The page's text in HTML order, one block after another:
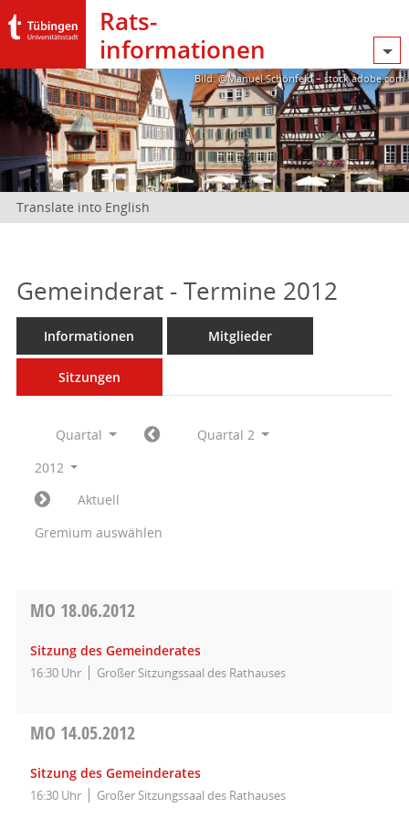
Rats­
informationen
Bild: @Manuel Schönfeld – stock.adobe.com
Translate into English
Gemeinderat - Termine 2012
Informationen Mitglieder
Sitzungen
Quartal
Quartal 2
2012
Aktuell
Gremium auswählen
MO 18.06.2012
Sitzung des Gemeinderates
16:30 Uhr Großer Sitzungssaal des Rathauses
MO 14.05.2012
Sitzung des Gemeinderates
16:30 Uhr Großer Sitzungssaal des Rathauses